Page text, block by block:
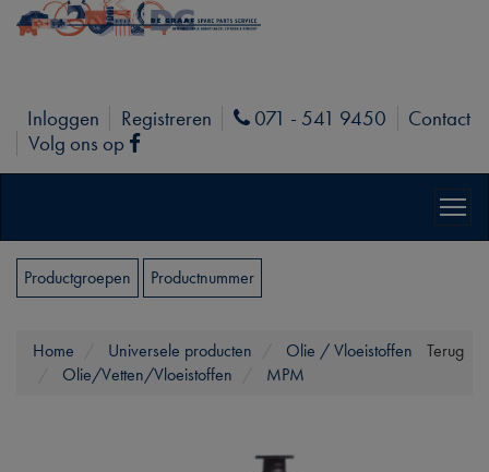
Inloggen Registreren Phone
071 - 541 9450
Contact
Volg ons op
Facebook
Productgroepen Productnummer
Terug
Home Universele producten
Olie / Vloeistoffen
Olie/Vetten/Vloeistoffen
MPM